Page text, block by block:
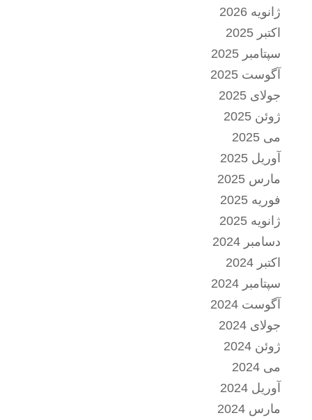
ژانویه 2026
اکتبر 2025
سپتامبر 2025
آگوست 2025
جولای 2025
ژوئن 2025
می 2025
آوریل 2025
مارس 2025
فوریه 2025
ژانویه 2025
دسامبر 2024
اکتبر 2024
سپتامبر 2024
آگوست 2024
جولای 2024
ژوئن 2024
می 2024
آوریل 2024
مارس 2024